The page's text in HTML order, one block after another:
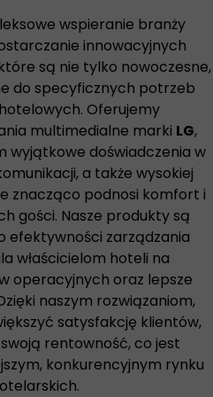
wspieranie branży
innowacyjnych
są nie tylko nowoczesne,
do specyficznych potrzeb
Oferujemy
multimedialne marki LG,
wyjątkowe doświadczenia w
a także wysokiej
znacząco podnosi komfort i
gości. Nasze produkty są
efektywności zarządzania
właścicielom hoteli na
operacyjnych oraz lepsze
naszym rozwiązaniom,
satysfakcję klientów,
rentowność, co jest
konkurencyjnym rynku